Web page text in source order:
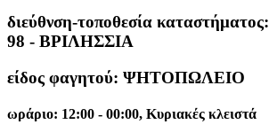
διεύθνση-τοποθεσία καταστήματος:
98 - ΒΡΙΛΗΣΣΙΑ
είδος φαγητού: ΨΗΤΟΠΩΛΕΙΟ
ωράριο: 12:00 - 00:00, Κυριακές κλειστά